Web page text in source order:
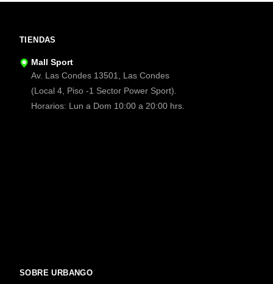
TIENDAS
Mall Sport
Av. Las Condes 13501, Las Condes
(Local 4, Piso -1 Sector Power Sport).
Horarios: Lun a Dom 10:00 a 20:00 hrs.
SOBRE URBANGO